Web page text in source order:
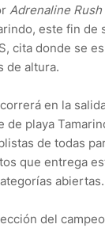
Adrenaline Rush
este fin de
cita donde se
de altura.
en la
de playa
de todas
que entrega
abiertas.
del